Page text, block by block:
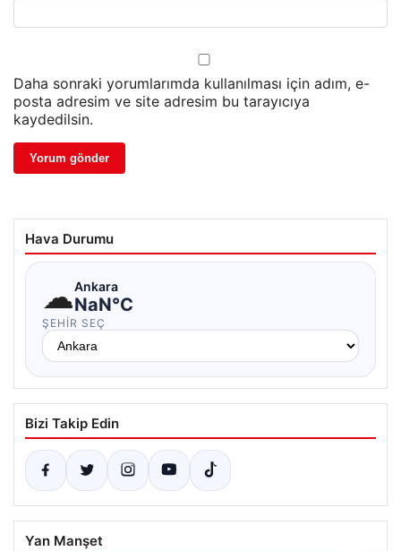
Daha sonraki yorumlarımda kullanılması için adım, e-
posta adresim ve site adresim bu tarayıcıya
kaydedilsin.
Hava Durumu
☁Ankara
NaN°C
ŞEHIR SEÇ
Bizi Takip Edin
Yan Manşet